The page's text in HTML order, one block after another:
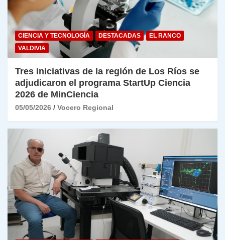
CIENCIA Y TECNOLOGÍA DESTACADAS
EL RANCO
VALDIVIA
Tres iniciativas de la región de Los Ríos se
adjudicaron el programa StartUp Ciencia
2026 de MinCiencia
05/05/2026 Vocero Regional